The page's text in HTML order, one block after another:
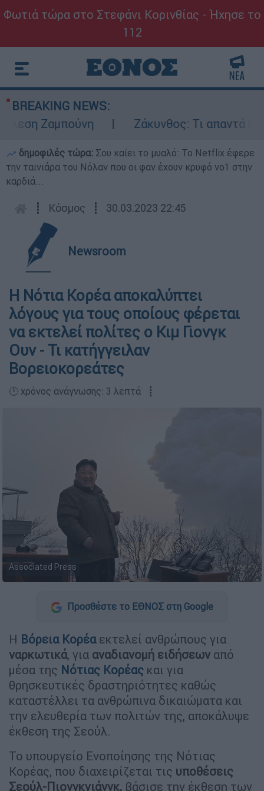
Φωτιά τώρα στο Στεφάνι Κορινθίας - Ήχησε το
112
BREAKING NEWS:
Ζαμπούνη
Ζάκυνθος: Τι απαντά η
δημοφιλές τώρα: Σου καίει το μυαλό: Το Netflix έφερε
την ταινιάρα του Νόλαν που οι φαν έχουν κρυφό νο1 στην
καρδιά...
┋ Κόσμος ┋ 30.03.2023 22:45
Newsroom
Η Νότια Κορέα αποκαλύπτει
λόγους για τους οποίους φέρεται
να εκτελεί πολίτες ο Κιμ Γιονγκ
Ουν - Τι κατήγγειλαν
Βορειοκορεάτες
🕛 χρόνος ανάγνωσης: 3 λεπτά ┋
Associated Press
Προσθέστε το ΕΘΝΟΣ στη Google
Η Βόρεια Κορέα εκτελεί ανθρώπους για
ναρκωτικά, για αναδιανομή ειδήσεων από
μέσα της Νότιας Κορέας και για
θρησκευτικές δραστηριότητες καθώς
καταστέλλει τα ανθρώπινα δικαιώματα και
την ελευθερία των πολιτών της, αποκάλυψε
έκθεση της Σεούλ.
Το υπουργείο Ενοποίησης της Νότιας
Κορέας, που διαχειρίζεται τις υποθέσεις
Σεούλ-Πιονγκγιάνγκ, βάσισε την έκθεση των